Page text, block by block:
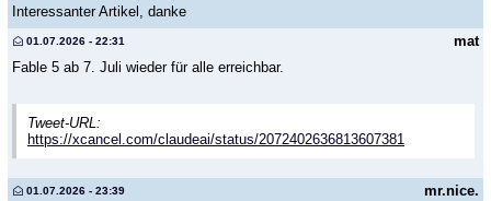
Interessanter Artikel, danke
mat
01.07.2026 - 22:31
Fable 5 ab 7. Juli wieder für alle erreichbar.
Tweet-URL:
https://xcancel.com/claudeai/status/2072402636813607381
mr.nice.
01.07.2026 - 23:39